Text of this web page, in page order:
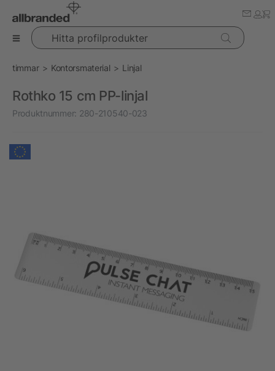
Hitta profilprodukter
timmar Kontorsmaterial Linjal
Rothko 15 cm PP-linjal
Produktnummer: 280-210540-023